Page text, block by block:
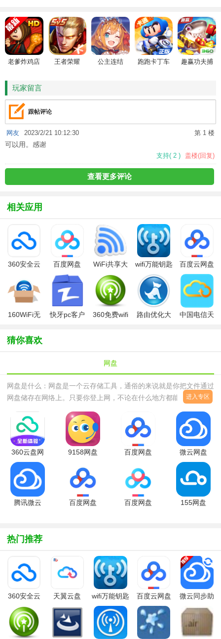
老爹炸鸡店
王者荣耀 公主连结 跑跑卡丁车
趣赢功夫捕
玩家留言
跟帖评论
第 1 楼
网友 2023/2/21 10:12:30
可以用。感谢
支持( 2 ) 盖楼(回复)
查看更多评论
相关应用
360安全云
百度网盘
WiFi共享大
师
wifi万能钥匙
电脑版
百度云网盘
电脑版(百度
网盘)
160WiFi无
快牙pc客户
360免费wifi
路由优化大
中国电信天
猜你喜欢
网盘
网盘是什么：网盘是一个云存储工具，通俗的来说就是你把文件通过
网盘储存在网络上。只要你登上网，不论在什么地方都能使用。相当
百度云网盘是最好的，目前网盘也就那么几家，对用户来说只要免费
就行了，其他的对我们的普通用户来说并不是特别重要。网盘下载客
户端大全说明：西西软件园提供市面上主流网盘的客户端下载，除了
网盘客户端的各种版本之外，西西还会提供一
进入专区
360云盘网
盘
appv4.2.0
安卓版
9158网盘
2.5.8 破解
版
百度网盘
方最新版
微云网盘
iphone版
6.9.99官方
版
腾讯微云
百度网盘
百度网盘
155网盘
热门推荐
360安全云
盘
天翼云盘
wifi万能钥匙
电脑版
百度云网盘
电脑版(百度
网盘)
微云同步助